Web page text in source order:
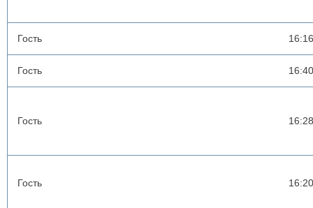
Гость 16:16
Гость 16:40
Гость 16:28
Гость 16:20